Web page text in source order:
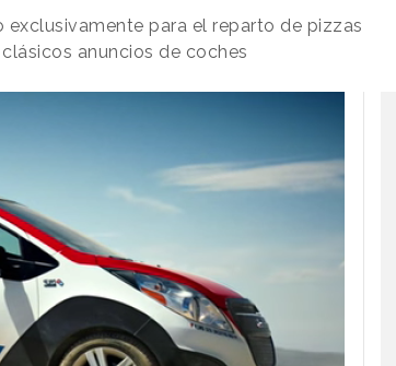
exclusivamente para el reparto de pizzas
anuncios de coches